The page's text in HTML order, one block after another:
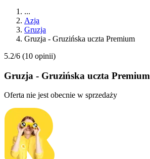
...
Azja
Gruzja
Gruzja - Gruzińska uczta Premium
5.2/6 (10 opinii)
Gruzja - Gruzińska uczta Premium
Oferta nie jest obecnie w sprzedaży